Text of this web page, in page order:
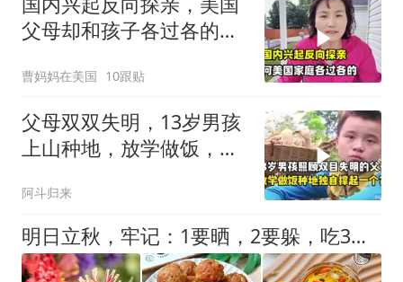
父母却和孩子各过各的，
曹妈妈在美国 10跟贴
父母双双失明，13岁男孩
上山种地，放学做饭，独
阿斗归来
明日立秋，牢记：1要晒，2要躲，吃3样，4不做，安稳滋润入秋